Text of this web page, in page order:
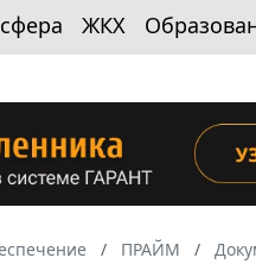
ЖКХ
ПРАЙМ